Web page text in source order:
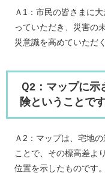
Ａ1：市民の皆さまに
っていただき、災害の
災意識を高めていただ
Ｑ2：マップに
険ということで
Ａ2：マップは、宅地
ことで、その標高差よ
位置を示したものです